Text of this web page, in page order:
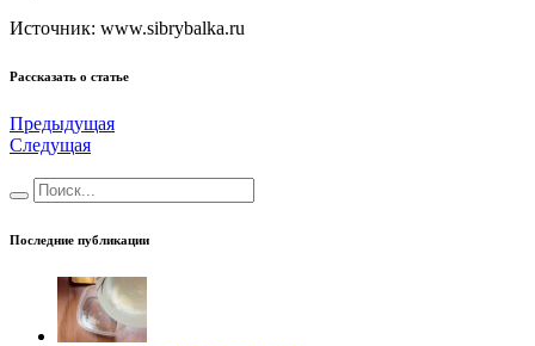
Источник: www.sibrybalka.ru
Рассказать о статье
Предыдущая
Следущая
Последние публикации